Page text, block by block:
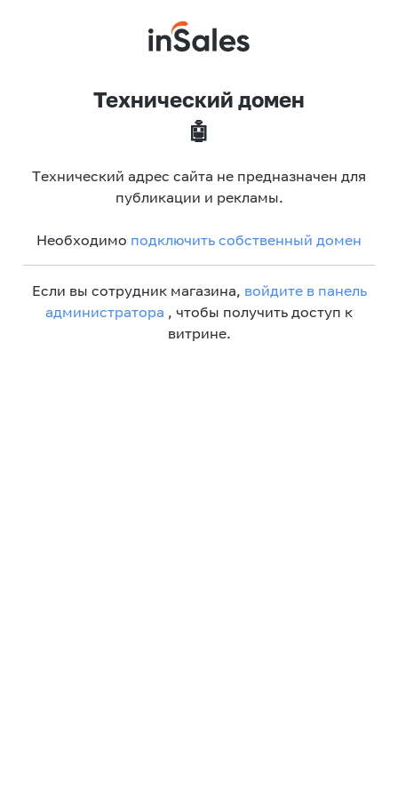
Технический домен
🤖
Технический адрес сайта не предназначен для
публикации и рекламы.
Необходимо подключить собственный домен
Если вы сотрудник магазина, войдите в панель
администратора , чтобы получить доступ к
витрине.